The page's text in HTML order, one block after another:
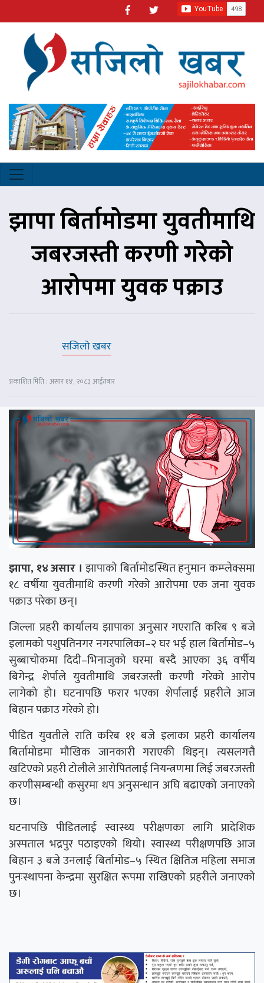
झापा बिर्तामोडमा युवतीमाथि
जबरजस्ती करणी गरेको
आरोपमा युवक पक्राउ
सजिलो खबर
प्रकाशित मिति : असार १४, २०८३ आईतबार
झापा, १४ असार । झापाको बिर्तामोडस्थित हनुमान कम्प्लेक्समा
१८ वर्षीया युवतीमाथि करणी गरेको आरोपमा एक जना युवक
पक्राउ परेका छन्।
जिल्ला प्रहरी कार्यालय झापाका अनुसार गएराति करिब ९ बजे
इलामको पशुपतिनगर नगरपालिका–२ घर भई हाल बिर्तामोड–५
सुब्बाचोकमा दिदी–भिनाजुको घरमा बस्दै आएका ३६ वर्षीय
बिगेन्द्र शेर्पाले युवतीमाथि जबरजस्ती करणी गरेको आरोप
लागेको हो। घटनापछि फरार भएका शेर्पालाई प्रहरीले आज
बिहान पक्राउ गरेको हो।
पीडित युवतीले राति करिब ११ बजे इलाका प्रहरी कार्यालय
बिर्तामोडमा मौखिक जानकारी गराएकी थिइन्। त्यसलगत्तै
खटिएको प्रहरी टोलीले आरोपितलाई नियन्त्रणमा लिई जबरजस्ती
करणीसम्बन्धी कसुरमा थप अनुसन्धान अघि बढाएको जनाएको
छ।
घटनापछि पीडितलाई स्वास्थ्य परीक्षणका लागि प्रादेशिक
अस्पताल भद्रपुर पठाइएको थियो। स्वास्थ्य परीक्षणपछि आज
बिहान ३ बजे उनलाई बिर्तामोड–५ स्थित क्षितिज महिला समाज
पुनःस्थापना केन्द्रमा सुरक्षित रूपमा राखिएको प्रहरीले जनाएको
छ।